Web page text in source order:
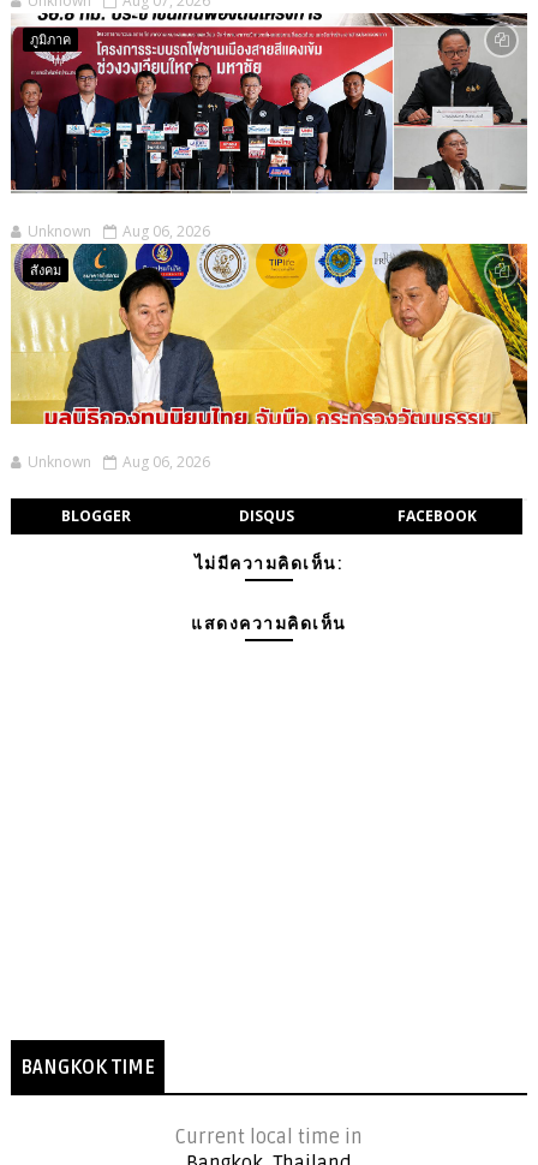
ภูมิภาค
Unknown Aug 06, 2026
สังคม
Unknown Aug 06, 2026
BLOGGER DISQUS FACEBOOK
ไม่มีความคิดเห็น:
แสดงความคิดเห็น
BANGKOK TIME
Current local time in